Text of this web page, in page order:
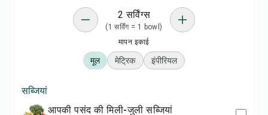
2 सर्विंग्स
(1 सर्विंग = 1 bowl)
मापन इकाई
मूल मेट्रिक इंपीरियल
सब्जियां
आपकी पसंद की मिली-जुली सब्जियां